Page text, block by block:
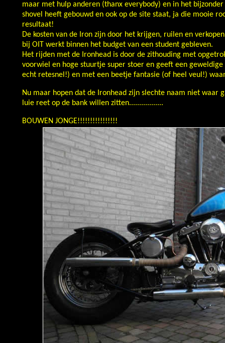
maar met hulp anderen (thanx everybody) en in het
shovel heeft gebouwd en ook op de site staat, ja die mooie
resultaat!
De kosten van de Iron zijn door het krijgen, ruilen en
bij OIT werkt binnen het budget van een student gebleven.
Het rijden met de Ironhead is door de zithouding met
voorwiel en hoge stuurtje super stoer en geeft een
echt retesnel!) en met een beetje fantasie (of heel veul!)
Nu maar hopen dat de Ironhead zijn slechte naam niet
luie reet op de bank willen zitten.................
BOUWEN JONGE!!!!!!!!!!!!!!!!